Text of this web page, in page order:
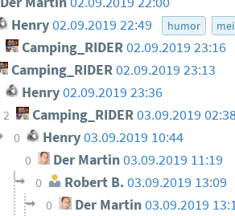
Henry 02.09.2019 22:49 humor
Camping_RIDER02.09.2019 23:16
Camping_RIDER 02.09.2019 23:13
Henry02.09.2019 23:36
2 Camping_RIDER03.09.2019
0 Henry03.09.2019 10:44
0 Der Martin03.09.2019 11:19
0 Robert B. 03.09.2019 13:09
0 Der Martin03.09.2019